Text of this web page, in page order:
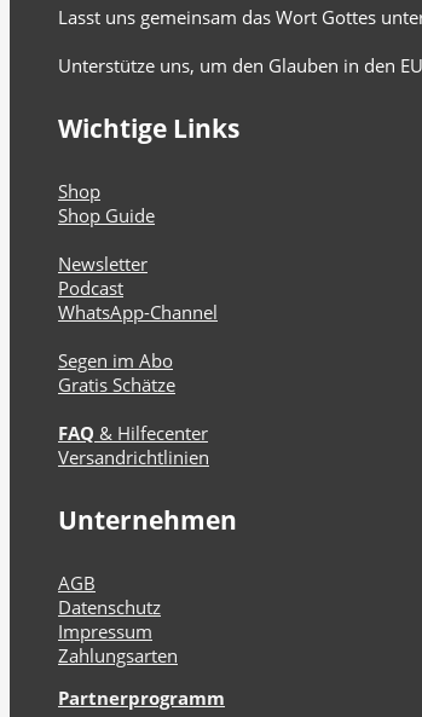
Lasst uns gemeinsam das Wort Gottes
Unterstütze uns, um den Glauben in den
Wichtige Links
Shop
Shop Guide
Newsletter
Podcast
WhatsApp-Channel
Segen im Abo
Gratis Schätze
FAQ & Hilfecenter
Versandrichtlinien
Unternehmen
AGB
Datenschutz
Impressum
Zahlungsarten
Partnerprogramm